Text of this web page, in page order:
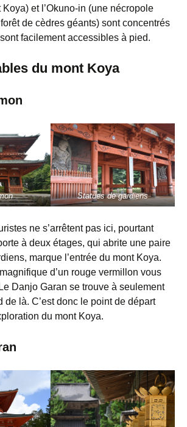
et l’Okuno-in (une nécropole
de cèdres géants) sont concentrés
facilement accessibles à pied.
du mont Koya
Statues de gardiens
ne s’arrêtent pas ici, pourtant
à deux étages, qui abrite une paire
marque l’entrée du mont Koya.
d’un rouge vermillon vous
Danjo Garan se trouve à seulement
de là. C’est donc le point de départ
du mont Koya.